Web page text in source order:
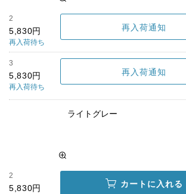
2
5,830円
再入荷待ち
再入荷通知
3
5,830円
再入荷待ち
再入荷通知
ライトグレー
2
5,830円 カートに入れる